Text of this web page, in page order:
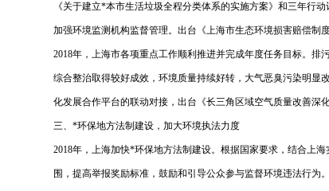
《关于建立*本市生活垃圾全程分类体系的实施方案》和三年行
加强环境监测机构监督管理。出台《上海市生态环境损害赔偿制
2018年，上海市各项重点工作顺利推进并完成年度任务目标。
综合整治取得较好成效，环境质量持续好转，大气恶臭污染明
化发展合作平台的联动对接，出台《长三角区域空气质量改善深
三、*环保地方法制建设，加大环境执法力度
2018年，上海加快*环保地方法制建设。根据国家要求，结合上
围，提高举报奖励标准，鼓励和引导公众参与监督环境违法行为